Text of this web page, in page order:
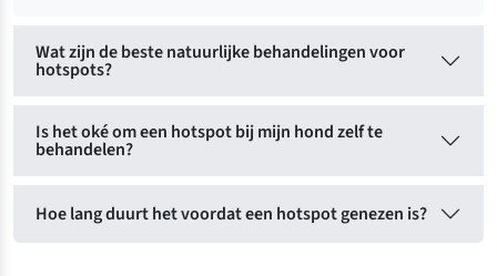
Wat zijn de beste natuurlijke behandelingen voor
hotspots?
Is het oké om een hotspot bij mijn hond zelf te
behandelen?
Hoe lang duurt het voordat een hotspot genezen is?